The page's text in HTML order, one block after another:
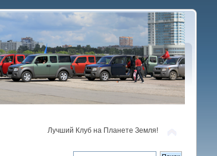
Лучший Клуб на Планете Земля!